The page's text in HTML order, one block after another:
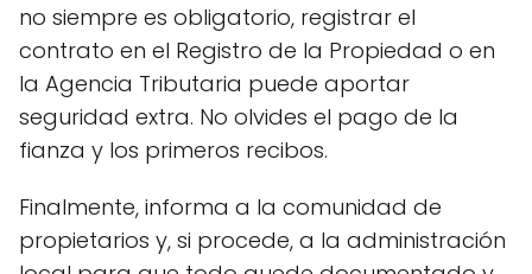
no siempre es obligatorio, registrar el
contrato en el Registro de la Propiedad o en
la Agencia Tributaria puede aportar
seguridad extra. No olvides el pago de la
fianza y los primeros recibos.
Finalmente, informa a la comunidad de
propietarios y, si procede, a la administración